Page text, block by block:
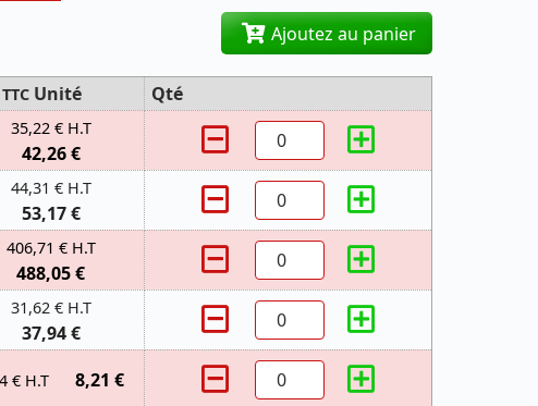
Ajoutez au panier
TTC Unité
Qté
35,22 € H.T
42,26 €
44,31 € H.T
53,17 €
406,71 € H.T
488,05 €
31,62 € H.T
37,94 €
€ H.T 8,21 €